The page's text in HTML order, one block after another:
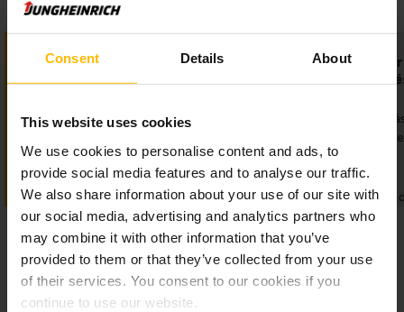
Consent Details About
This website uses cookies
We use cookies to personalise content and ads, to
provide social media features and to analyse our traffic.
We also share information about your use of our site with
our social media, advertising and analytics partners who
may combine it with other information that you’ve
provided to them or that they’ve collected from your use
of their services. You consent to our cookies if you
continue to use our website.
Beágyazott tartalom
megjelenítése.
Sajnos sütibeállításai miatt
meg.
Kérjük, engedélyezze a
marketingsütiket a tartalom
aktiválásához.
COOKIE-K ENGEDÉLYEZÉSE
Beágyazott
Sajnos
ez a tartalom nem
Kérjük,
COOKIE-K